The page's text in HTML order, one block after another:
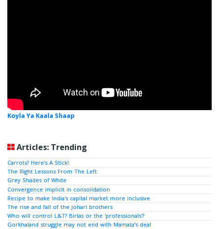
Koyla Ya Kaala Shaap
Articles: Trending
Carrots? Here's A Stick!
The Right Lessons From The Left
Grey Shades of White
Convergence implicit in consolidation
Recipe to make India's capital market more inclusive
The rise and fall of the Johari brothers
Who will control L&T? Birlas or the 'professionals'?
Gorkhaland struggle may not end with Mamata’s deal